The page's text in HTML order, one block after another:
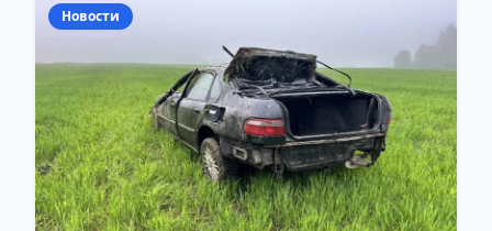
Новости